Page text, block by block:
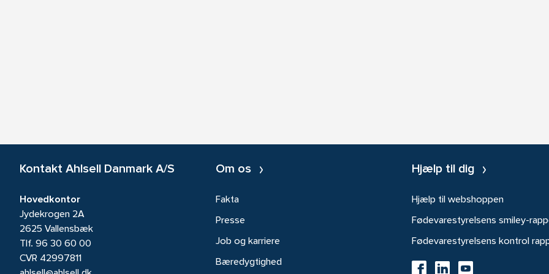
Kontakt Ahlsell Danmark A/S
Hovedkontor
Jydekrogen 2A
2625 Vallensbæk
Tlf. 96 30 60 00
CVR 42997811
Om os
Fakta
Presse
Job og karriere
Bæredygtighed
Hjælp til dig
Hjælp til webshoppen
Fødevarestyrelsens smiley-
Fødevarestyrelsens kontrol